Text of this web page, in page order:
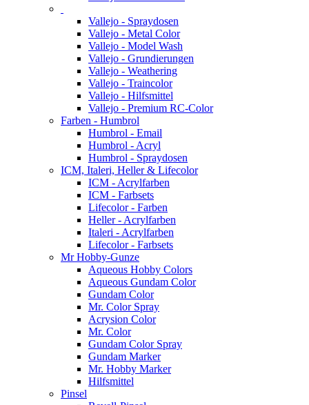
Vallejo - Spraydosen
Vallejo - Metal Color
Vallejo - Model Wash
Vallejo - Grundierungen
Vallejo - Weathering
Vallejo - Traincolor
Vallejo - Hilfsmittel
Vallejo - Premium RC-Color
Farben - Humbrol
Humbrol - Email
Humbrol - Acryl
Humbrol - Spraydosen
ICM, Italeri, Heller & Lifecolor
ICM - Acrylfarben
ICM - Farbsets
Lifecolor - Farben
Heller - Acrylfarben
Italeri - Acrylfarben
Lifecolor - Farbsets
Mr Hobby-Gunze
Aqueous Hobby Colors
Aqueous Gundam Color
Gundam Color
Mr. Color Spray
Acrysion Color
Mr. Color
Gundam Color Spray
Gundam Marker
Mr. Hobby Marker
Hilfsmittel
Pinsel